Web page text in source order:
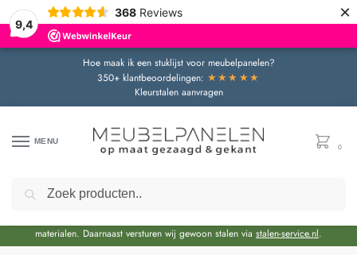
9,4
368 Reviews ×
Hoe maak ik een stuklijst voor meubelpanelen?
350+ klantbeoordelingen: ★★★★★
Kleurstalen aanvragen
MENU
0
Door de bouwvakperiode geldt momenteel een extra levertijd van circa 3 weken
materialen. Daarnaast versturen wij gewoon stalen via stalen-service.nl.